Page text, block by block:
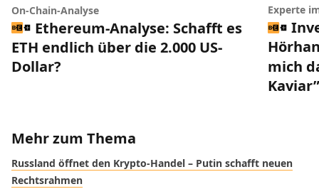
On-Chain-Analyse
Ethereum-Analyse: Schafft es
ETH endlich über die 2.000 US-
Dollar?
Experte
mich
Kaviar”
Mehr zum Thema
Russland öffnet den Krypto-Handel – Putin schafft neuen
Rechtsrahmen